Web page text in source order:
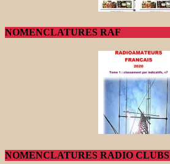
NOMENCLATURES RAF
NOMENCLATURES RADIO CLUBS